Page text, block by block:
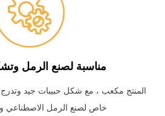
مناسبة لصنع الرمل
المنتج مكعب ، مع شكل حبيبات جيد
خاص لصنع الرمل الاصطناعي